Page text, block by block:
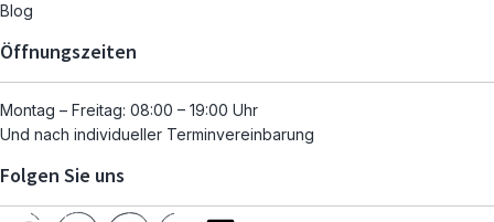
Blog
Öffnungszeiten
Montag – Freitag: 08:00 – 19:00 Uhr
Und nach individueller Terminvereinbarung
Folgen Sie uns